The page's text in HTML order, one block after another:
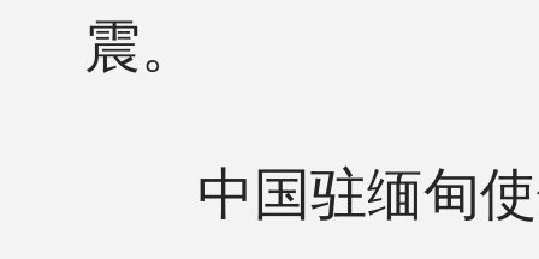
震。
中国驻缅甸使